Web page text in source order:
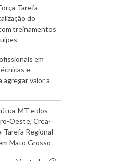
Tarefa
do
treinamentos
em
e
valor a
MT e dos
Oeste, Crea-
Tarefa Regional
Mato Grosso